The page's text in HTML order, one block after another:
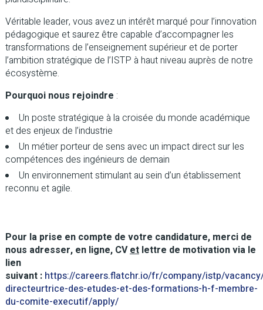
Véritable leader, vous avez un intérêt marqué pour l’innovation
pédagogique et saurez être capable d’accompagner les
transformations de l’enseignement supérieur et de porter
l’ambition stratégique de l’ISTP à haut niveau auprès de notre
écosystème.
Pourquoi nous rejoindre :
Un poste stratégique à la croisée du monde académique
et des enjeux de l’industrie
Un métier porteur de sens avec un impact direct sur les
compétences des ingénieurs de demain
Un environnement stimulant au sein d’un établissement
reconnu et agile.
Pour la prise en compte de votre candidature, merci de
nous adresser, en ligne, CVetlettre de motivation via le
lien
suivant : https://careers.flatchr.io/fr/company/istp/
directeurtrice-des-etudes-et-des-formations-h-f-membre-
du-comite-executif/apply/